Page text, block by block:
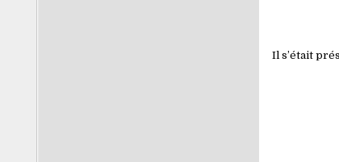
Il s’était